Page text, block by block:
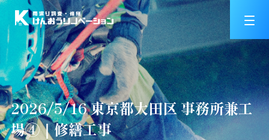
2026/5/16 東京都大田区 事務所兼工
場④｜修繕工事